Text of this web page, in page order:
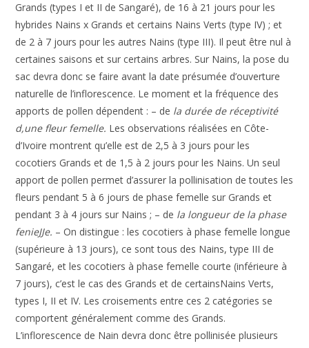
Grands (types Iet II deSangaré), de 16à 21 jourspourles
hybrides Nainsx Grandsetcertains Nains Verts(type IV);et
de 2à 7 jourspourlesautres Nains(type III). Ilpeutêtrenulà
certaines saisonset surcertainsarbres.Sur Nains,lapose du
sac devra donc se faireavantla dateprésumée d’ouverture
naturelle del’inflorescence. Lemomentetlafréquence des
apports depollen dépendent : – de la durée de réceptivité
d,une fleurfemelle. Lesobservationsréaliséesen Côte-
d’Ivoiremontrentqu’elleest de 2,5à 3 jourspourles
cocotiers Grandset de 1,5à 2 jourspourles Nains.Un seul
apport depollenpermet d’assurerlapollinisation detoutesles
fleurspendant 5à6 jours dephasefemelle sur Grandset
pendant 3à 4 jours sur Nains; – de la longueurde la phase
fenieJJe. –On distingue : lescocotiersàphasefemellelongue
(supérieureà 13 jours),ce sont tous des Nains,type III de
Sangaré,etlescocotiersàphasefemellecourte(inférieureà
7 jours),c’estle cas des Grandset decertainsNains Verts,
types I, IIet IV. Les croisementsentreces 2catégories se
comportent généralement comme des Grands.
L’inflorescence de Nain devra doncêtrepolliniséeplusieurs